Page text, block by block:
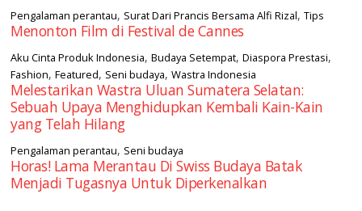
Pengalaman perantau, Surat Dari Prancis Bersama Alfi Rizal,Tips
Menonton Film di Festival de Cannes
Aku Cinta Produk Indonesia,Budaya Setempat,Diaspora Prestasi,
Fashion,Featured, Seni budaya,Wastra Indonesia
Melestarikan Wastra Uluan Sumatera Selatan:
Sebuah Upaya Menghidupkan Kembali Kain-Kain
yang Telah Hilang
Pengalaman perantau, Seni budaya
Horas! Lama Merantau Di Swiss Budaya Batak
Menjadi Tugasnya Untuk Diperkenalkan